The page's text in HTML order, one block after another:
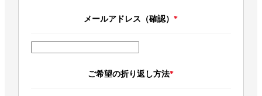
メールアドレス（確認）*
ご希望の折り返し方法*